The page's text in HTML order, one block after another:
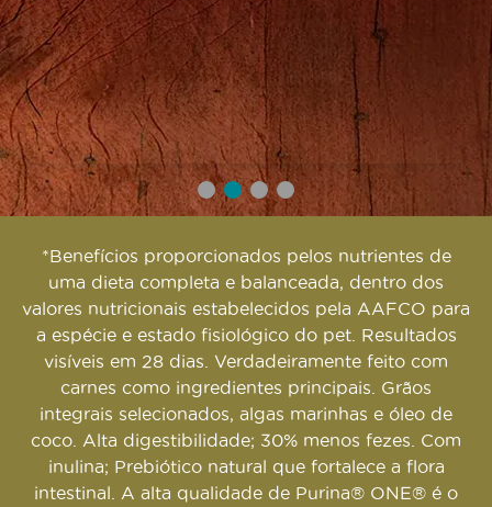
*Benefícios proporcionados pelos nutrientes de
uma dieta completa e balanceada, dentro dos
valores nutricionais estabelecidos pela AAFCO para
a espécie e estado fisiológico do pet. Resultados
visíveis em 28 dias. Verdadeiramente feito com
carnes como ingredientes principais. Grãos
integrais selecionados, algas marinhas e óleo de
coco. Alta digestibilidade; 30% menos fezes. Com
inulina; Prebiótico natural que fortalece a flora
intestinal. A alta qualidade de Purina® ONE® é o